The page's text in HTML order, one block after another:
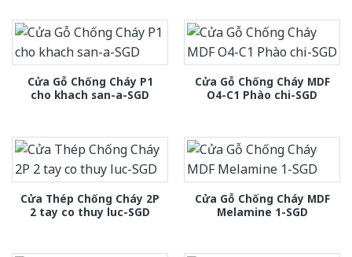
Cửa Gỗ Chống Cháy P1
cho khach san-a-SGD
Cửa Gỗ Chống Cháy MDF
O4-C1 Phào chi-SGD
Cửa Thép Chống Cháy 2P
2 tay co thuy luc-SGD
Cửa Gỗ Chống Cháy MDF
Melamine 1-SGD